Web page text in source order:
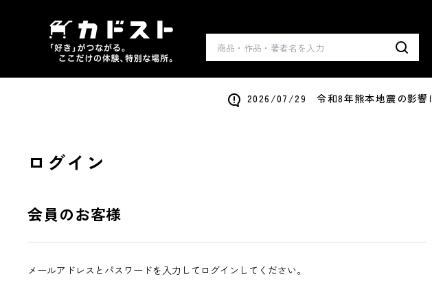
2026/07/29 令和8年熊本地震の影響
ログイン
会員のお客様
メールアドレスとパスワードを入力してログインしてください。